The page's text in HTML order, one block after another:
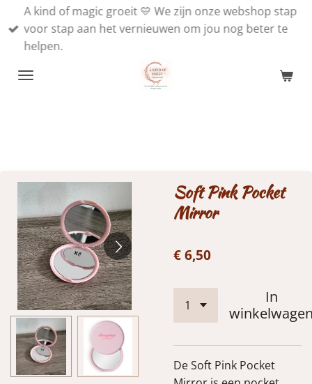
direct
naar
A kind of magic groeit 💛 We zijn onze webshop stap
voor stap aan het vernieuwen om jou nog beter te
helpen.
Soft Pink Pocket
Mirror
€ 6,50
In
De Soft Pink Pocket